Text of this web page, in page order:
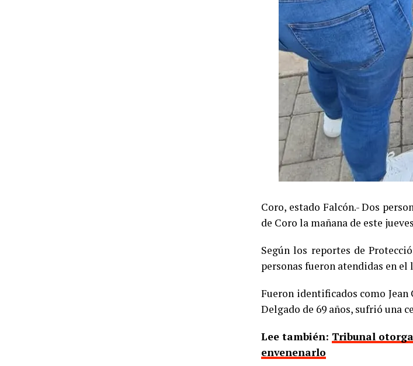
Coro, estado Falcón.- Dos
de Coro la mañana de este
Según los reportes de
personas fueron atendidas en
Fueron identificados como
Delgado de 69 años, sufrió una
Lee también: Tribunal
envenenarlo